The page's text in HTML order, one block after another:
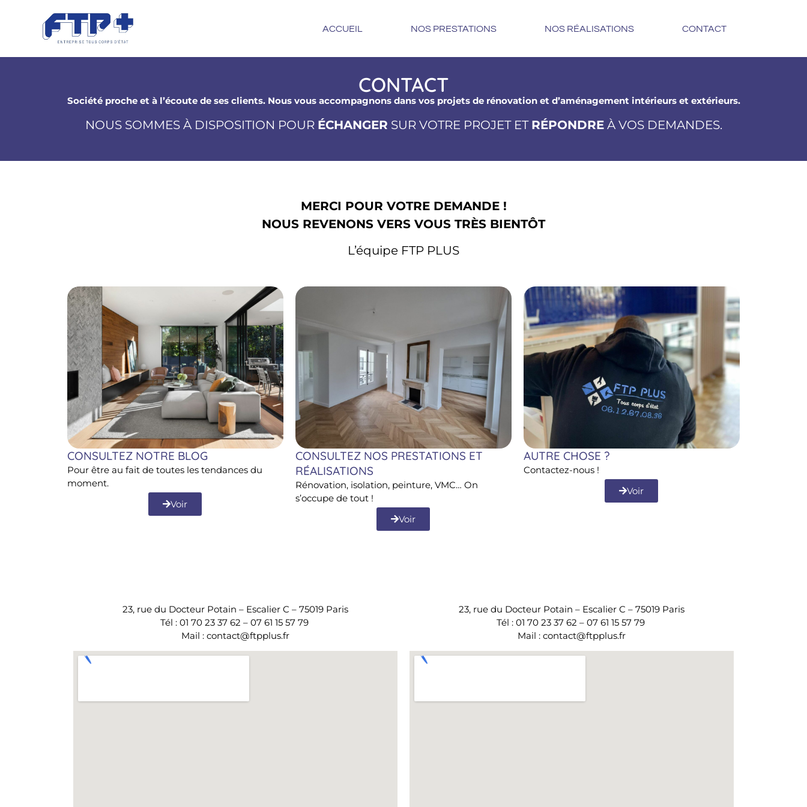
ACCUEIL NOS PRESTATIONS NOS RÉALISATIONS CONTACT
CONTACT
Société proche et à l’écoute de ses clients. Nous vous accompagnons dans vos projets de rénovation et d’aménagement intérieurs et extérieurs.
NOUS SOMMES À DISPOSITION POUR ÉCHANGER SUR VOTRE PROJET ET RÉPONDREÀ VOS DEMANDES.
MERCI POUR VOTRE DEMANDE !
NOUS REVENONS VERS VOUS TRÈS BIENTÔT
L’équipe FTP PLUS
CONSULTEZ NOTRE BLOG
Pour être au fait de toutes les tendances du
moment.
Voir
CONSULTEZ NOS PRESTATIONS ET
RÉALISATIONS
Rénovation, isolation, peinture, VMC… On
s’occupe de tout !
Voir
AUTRE CHOSE ?
Contactez-nous !
Voir
23, rue du Docteur Potain – Escalier C – 75019 Paris
Tél : 01 70 23 37 62 – 07 61 15 57 79
Mail : contact@ftpplus.fr
23, rue du Docteur Potain – Escalier C – 75019 Paris
Tél : 01 70 23 37 62 – 07 61 15 57 79
Mail : contact@ftpplus.fr